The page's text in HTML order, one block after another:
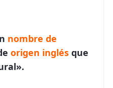
nombre de
origen inglés que